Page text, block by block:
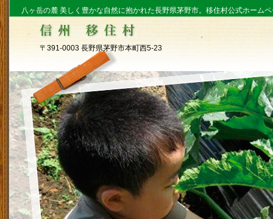
八ヶ岳の麓 美しく豊かな自然に抱かれた長野県茅野市。移住村公式ホーム
〒391-0003 長野県茅野市本町西5-23